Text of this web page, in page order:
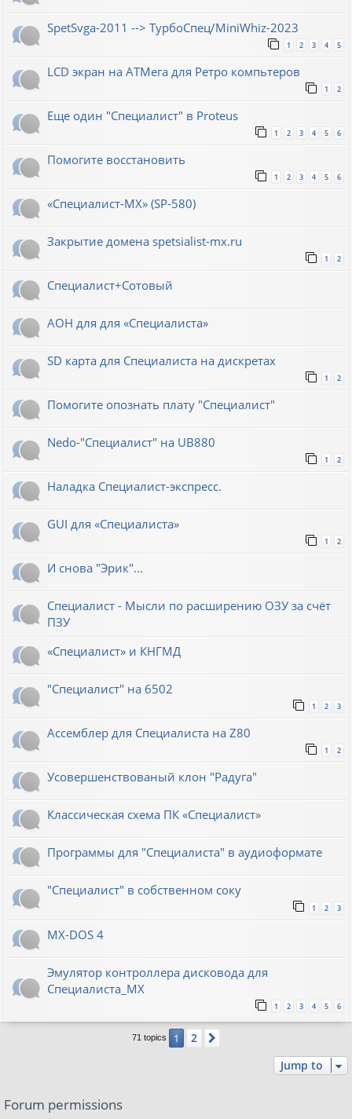
SpetSvga-2011 --> ТурбоСпец/MiniWhiz-2023
1 2 3 4 5
LCD экран на АТМега для Ретро компьтеров
1 2
Еще один "Специалист" в Proteus
1 2 3 4 5 6
Помогите восстановить
1 2 3 4 5 6
«Специалист-МХ» (SP-580)
Закрытие домена spetsialist-mx.ru
1 2
Специалист+Сотовый
АОН для для «Специалиста»
SD карта для Cпециалиста на дискретах
1 2
Помогите опознать плату "Специалист"
Nedo-"Специалист" на UB880
1 2
Наладка Специалист-экспресс.
GUI для «Специалиста»
1 2
И снова "Эрик"...
Специалист - Мысли по расширению ОЗУ за счёт
ПЗУ
«Специалист» и КНГМД
"Специалист" на 6502
1 2 3
Ассемблер для Специалиста на Z80
1 2
Усовершенствованый клон "Радуга"
Классическая схема ПК «Специалист»
Программы для "Специалиста" в аудиоформате
"Специалист" в собственном соку
1 2 3
MX-DOS 4
Эмулятор контроллера дисковода для
Специалиста_МХ
1 2 3 4 5 6
71 topics 1 2
Jump to
Forum permissions